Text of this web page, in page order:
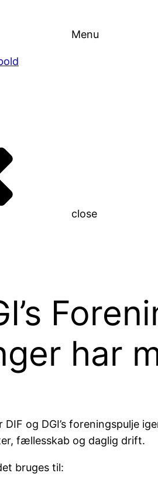
Menu
close
har
DIF og DGI’s foreningspulje
fællesskab og daglig drift.
bruges til: